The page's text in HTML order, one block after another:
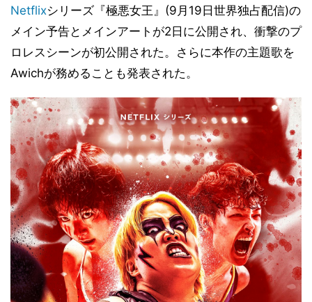
Netflixシリーズ『極悪女王』(9月19日世界独占配信)の
メイン予告とメインアートが2日に公開され、衝撃のプ
ロレスシーンが初公開された。さらに本作の主題歌を
Awichが務めることも発表された。